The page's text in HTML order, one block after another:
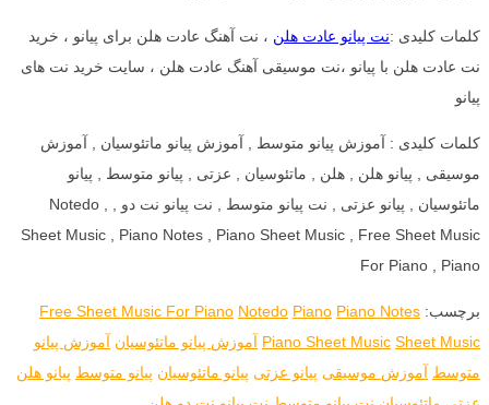
کلمات کلیدی :نت پیانو عادت هلن ، نت آهنگ عادت هلن برای پیانو ، خرید
نت عادت هلن با پیانو ،نت موسیقی آهنگ عادت هلن ، سایت خرید نت های
پیانو
کلمات کلیدی : آموزش پیانو متوسط , آموزش پیانو ماتئوسیان , آموزش
موسیقی , پیانو هلن , هلن , ماتئوسیان , عزتی , پیانو متوسط , پیانو
ماتئوسیان , پیانو عزتی , نت پیانو متوسط , نت پیانو نت دو , Notedo ,
Sheet Music , Piano Notes , Piano Sheet Music , Free Sheet Music
For Piano , Piano
برچسب: Free Sheet Music For Piano Notedo Piano Piano Notes
Piano Sheet Music Sheet Music آموزش پیانو ماتئوسیان آموزش پیانو
متوسط آموزش موسیقی پیانو عزتی پیانو ماتئوسیان پیانو متوسط پیانو هلن